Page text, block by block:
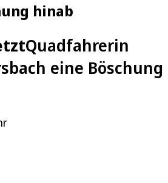
hinab
Quadfahrerin
eine Böschung